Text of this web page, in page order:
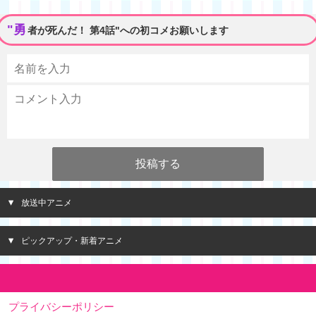
"勇者が死んだ！ 第4話"への初コメお願いします
放送中アニメ
ピックアップ・新着アニメ
プライバシーポリシー